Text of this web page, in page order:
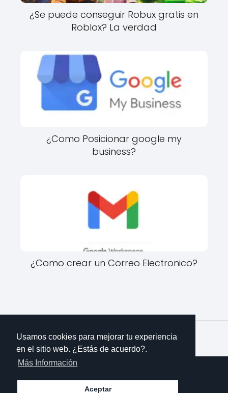
¿Se puede conseguir Robux gratis en
Roblox? La verdad
¿Como Posicionar google my
business?
¿Como crear un Correo Electronico?
Imparte Conocimientos Psicologia
¿Cuáles son las
estrategias cognitivas para el aprendizaje?
Usamos cookies para mejorar tu experiencia
en el sitio web. ¿Estás de acuerdo?.
Más Información
Aceptar